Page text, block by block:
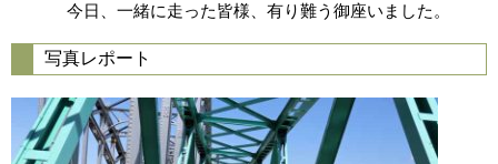
今日、一緒に走った皆様、有り難う御座いました。
写真レポート